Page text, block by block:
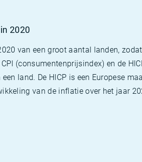
2020
van een groot aantal landen,
(consumentenprijsindex) en de
land. De HICP is een Europese
van de inflatie over het jaar